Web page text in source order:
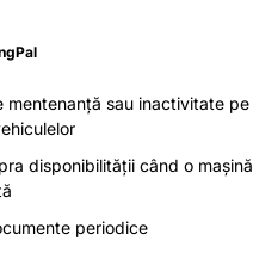
mentenanță sau inactivitate pe
disponibilității când o
periodice